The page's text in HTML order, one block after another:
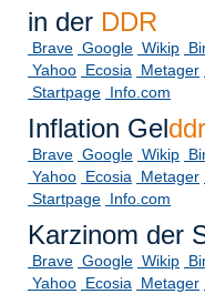
in der DDR
Brave Google Wikip
Yahoo Ecosia Metager
Startpage Info.com
Inflation Gelddr
Brave Google Wikip
Yahoo Ecosia Metager
Startpage Info.com
Karzinom der
Brave Google Wikip
Yahoo Ecosia Metager